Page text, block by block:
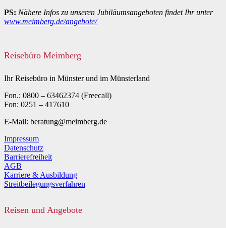
PS: Nähere Infos zu unseren Jubiläumsangeboten findet Ihr unter
www.meimberg.de/angebote/
Reisebüro Meimberg
Ihr Reisebüro in Münster und im Münsterland
Fon.: 0800 – 63462374 (Freecall)
Fon: 0251 – 417610
E-Mail: beratung@meimberg.de
Impressum
Datenschutz
Barrierefreiheit
AGB
Karriere & Ausbildung
Streitbeilegungsverfahren
Reisen und Angebote